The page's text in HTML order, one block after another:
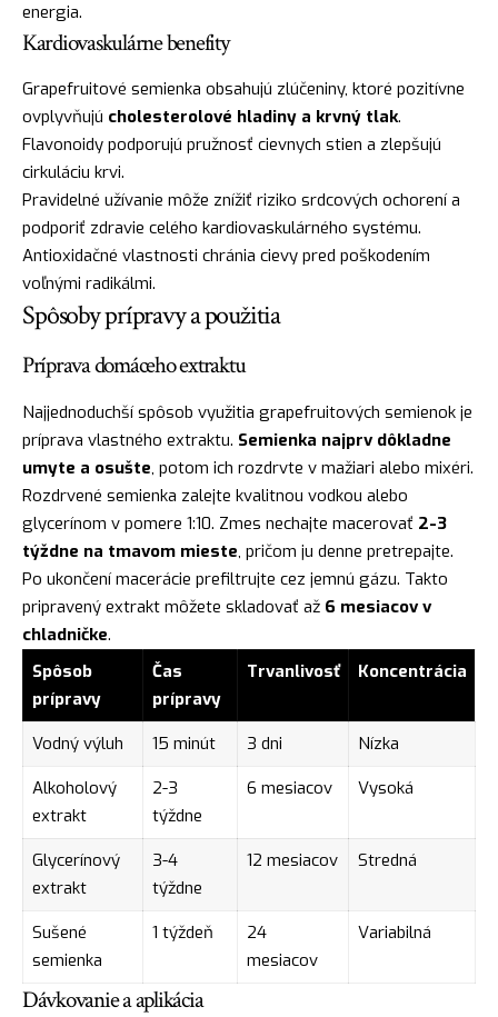
energia.
Kardiovaskulárne benefity
Grapefruitové semienka obsahujú zlúčeniny, ktoré pozitívne
ovplyvňujú cholesterolové hladiny a krvný tlak.
Flavonoidy podporujú pružnosť cievnych stien a zlepšujú
cirkuláciu krvi.
Pravidelné užívanie môže znížiť riziko srdcových ochorení a
podporiť zdravie celého kardiovaskulárného systému.
Antioxidačné vlastnosti chránia cievy pred poškodením
voľnými radikálmi.
Spôsoby prípravy a použitia
Príprava domáceho extraktu
Najjednoduchší spôsob využitia grapefruitových semienok je
príprava vlastného extraktu. Semienka najprv dôkladne
umyte a osušte, potom ich rozdrvte v mažiari alebo mixéri.
Rozdrvené semienka zalejte kvalitnou vodkou alebo
glycerínom v pomere 1:10. Zmes nechajte macerovať 2-3
týždne na tmavom mieste, pričom ju denne pretrepajte.
Po ukončení macerácie prefiltrujte cez jemnú gázu. Takto
pripravený extrakt môžete skladovať až 6 mesiacov v
chladničke.
Spôsob
prípravy
Čas
prípravy
Trvanlivosť Koncentrácia
Vodný výluh 15 minút 3 dni
Nízka
Alkoholový
extrakt
2-3
týždne
6 mesiacov Vysoká
Glycerínový
extrakt
3-4
týždne
12 mesiacov Stredná
Sušené
semienka
1 týždeň
24
mesiacov
Variabilná
Dávkovanie a aplikácia